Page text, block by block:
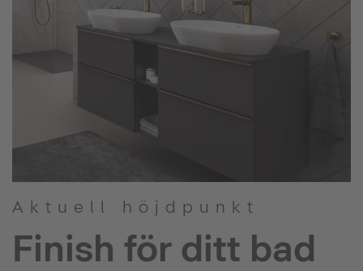
Aktuell höjdpunkt
Finish för ditt bad